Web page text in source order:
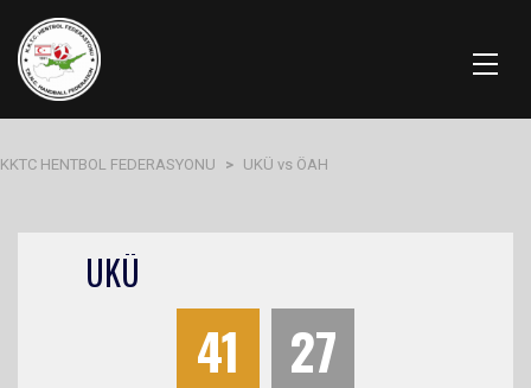
KKTC HENTBOL FEDERASYONU > UKÜ vs ÖAH
UKÜ
41 27